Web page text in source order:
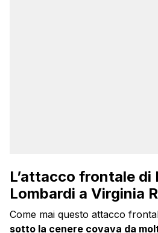
L’attacco frontale di
Lombardi a Virginia
Come mai questo attacco
sotto la cenere covava da